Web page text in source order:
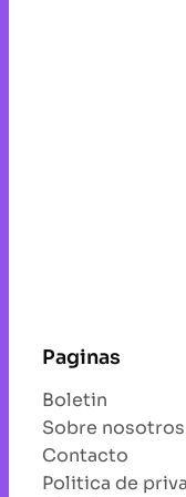
Paginas
Boletin
Sobre nosotros
Contacto
Politica de